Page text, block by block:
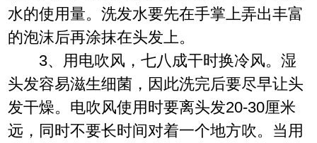
水的使用量。洗发水要先在手掌上弄出丰富
的泡沫后再涂抹在头发上。
3、用电吹风，七八成干时换冷风。湿
头发容易滋生细菌，因此洗完后要尽早让头
发干燥。电吹风使用时要离头发20-30厘米
远，同时不要长时间对着一个地方吹。当用